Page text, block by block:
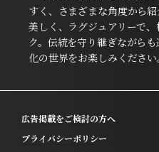
すく、さまざまな角度から紹
美しく、ラグジュアリーで
ク。伝統を守り継ぎながら
化の世界をお楽しみください
広告掲載をご検討の方へ
プライバシーポリシー